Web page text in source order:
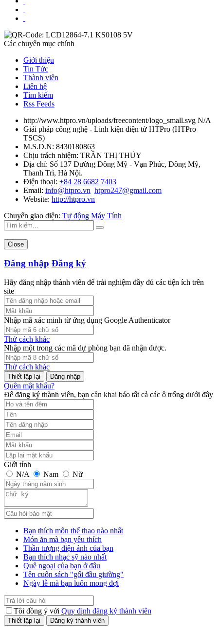
Các chuyên mục chính
Giới thiệu
Tin Tức
Thành viên
Liên hệ
Tìm kiếm
Rss Feeds
http://www.htpro.vn/uploads/freecontent/logo_small.svg N/A
Giải pháp công nghệ - Linh kiện điện tử HTPro (HTPro
TSCS)
M.S.D.N: 8430180863
Chịu trách nhiệm: TRẦN THỊ THỦY
Địa chỉ: Số 137 Đường Đông Mỹ - Vạn Phúc, Đông Mỹ,
Thanh Trì, Hà Nội.
Điện thoại: +84 28 6682 7403
Email: info@htpro.vn htpro247@gmail.com
Website: http://htpro.vn
Chuyển giao diện: Tự động Máy Tính
Close
Đăng nhập Đăng ký
Hãy đăng nhập thành viên để trải nghiệm đầy đủ các tiện ích trên
site
Nhập mã xác minh từ ứng dụng Google Authenticator
Thử cách khác
Nhập một trong các mã dự phòng bạn đã nhận được.
Thử cách khác
Đăng nhập
Quên mật khẩu?
Để đăng ký thành viên, bạn cần khai báo tất cả các ô trống dưới đây
Giới tính
N/A
Nam Nữ
Bạn thích môn thể thao nào nhất
Món ăn mà bạn yêu thích
Thần tượng điện ảnh của bạn
Bạn thích nhạc sỹ nào nhất
Quê ngoại của bạn ở đâu
Tên cuốn sách "gối đầu giường"
Ngày lễ mà bạn luôn mong đợi
Tôi đồng ý với Quy định đăng ký thành viên